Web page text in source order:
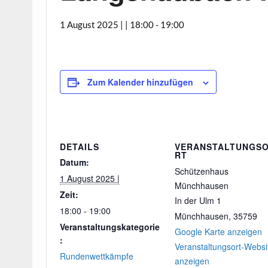
1 August 2025 | | 18:00- 19:00
Zum Kalender hinzufügen
DETAILS
Datum:
1 August 2025 |
Zeit:
18:00 - 19:00
Veranstaltungskategorie
:
Rundenwettkämpfe
RT
Schützenhaus
Münchhausen
In der Ulm 1
Münchhausen, 35759
Google Karte anzeigen
Veranstaltungsort-
anzeigen